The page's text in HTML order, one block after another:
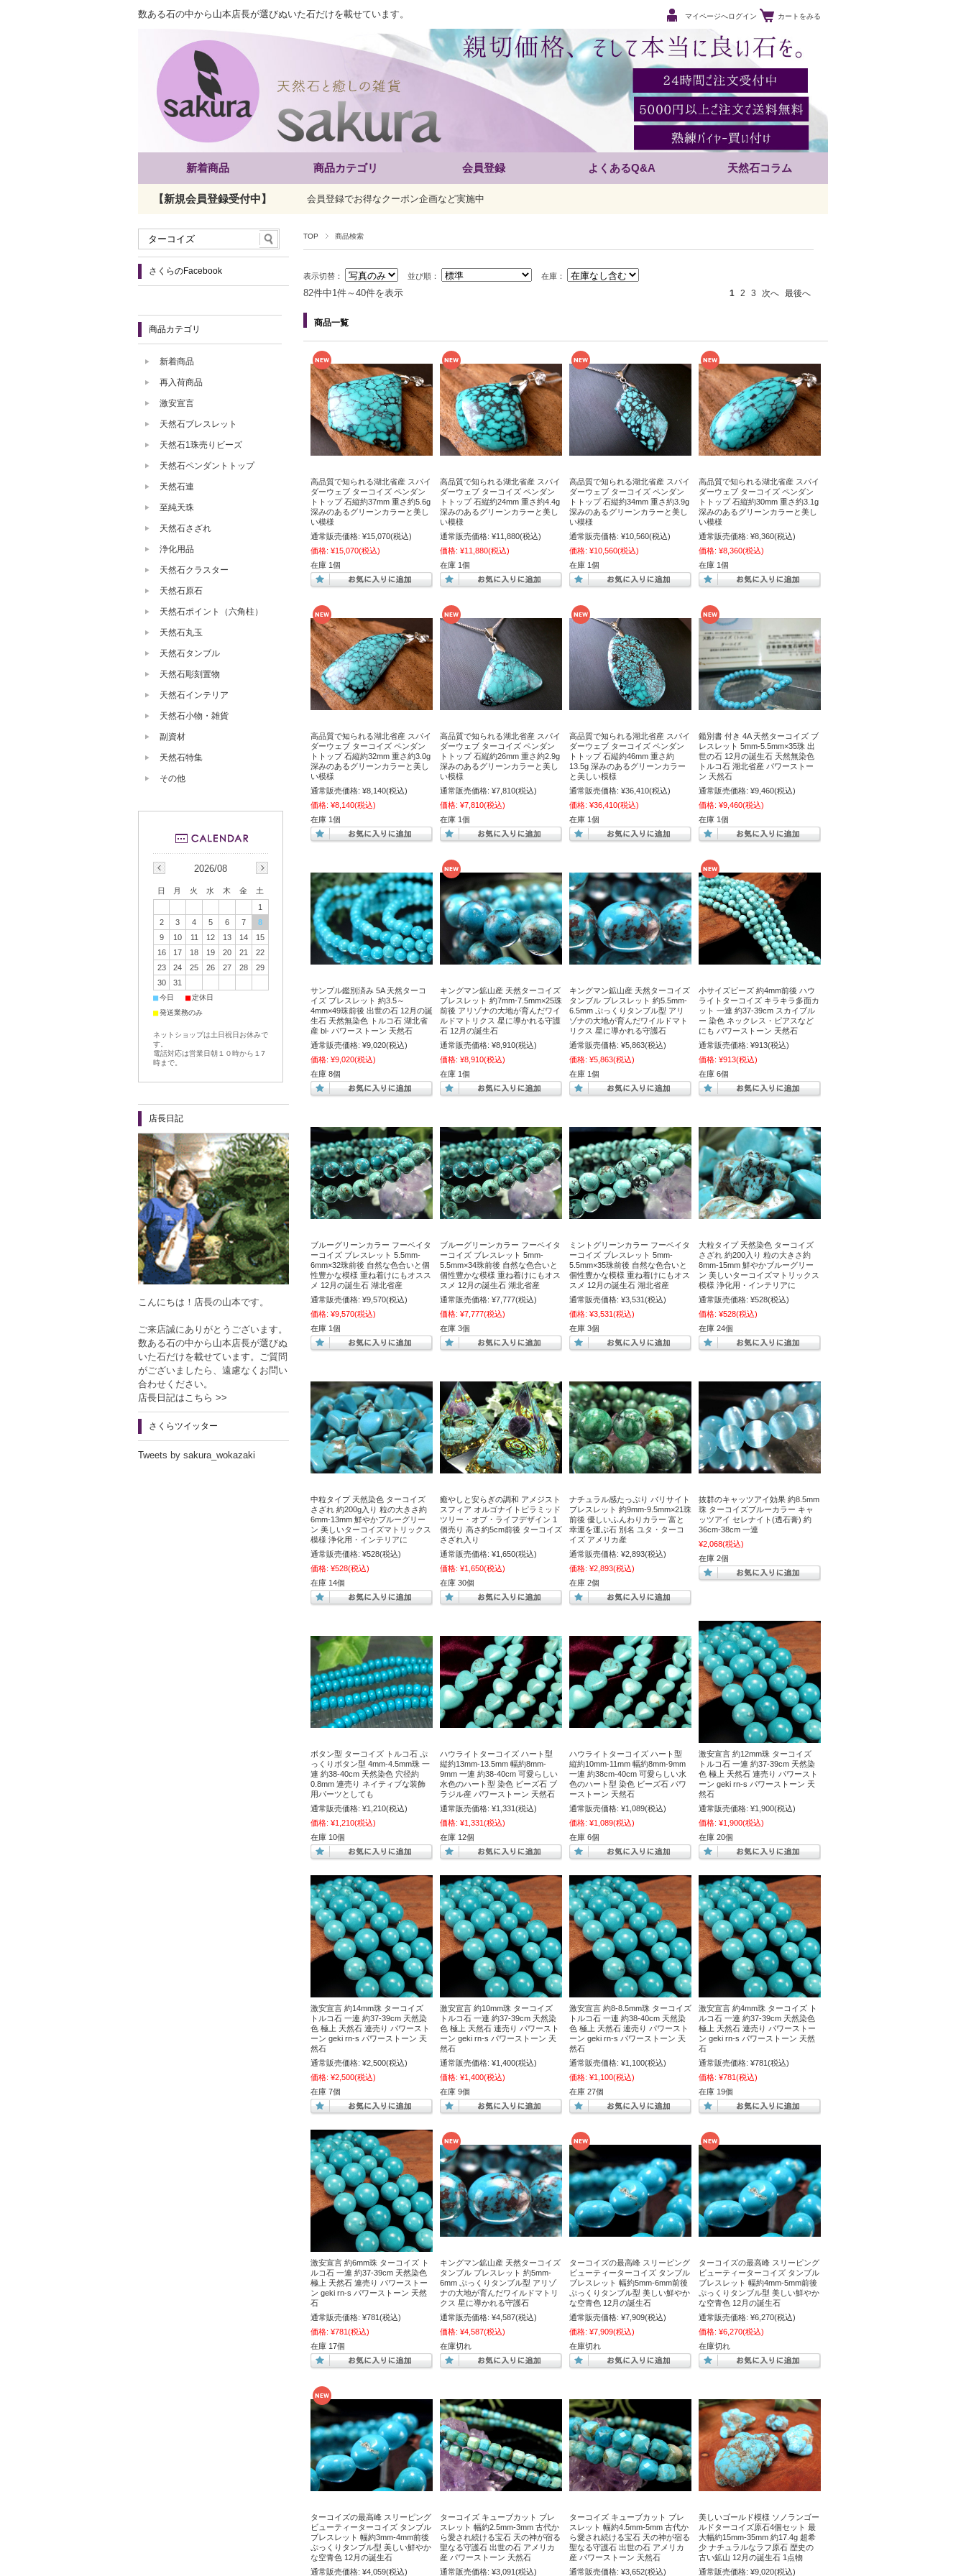
数ある石の中から山本店長が選びぬいた石だけを載せています。 マイページへログイン カートをみる
新着商品 商品カテゴリ 会員登録 よくあるQ&A 天然石コラム
【新規会員登録受付中】 会員登録でお得なクーポン企画など実施中
TOP 商品検索
表示切替： 並び順： 在庫：
82件中1件～40件を表示 1 2 3 次へ 最後へ
商品一覧
高品質で知られる湖北省産 スパイ
ダーウェブ ターコイズ ペンダン
トトップ 石縦約37mm 重さ約5.6g
深みのあるグリーンカラーと美し
い模様
通常販売価格: ¥15,070(税込)
価格: ¥15,070(税込)
在庫 1個
高品質で知られる湖北省産 スパイ
ダーウェブ ターコイズ ペンダン
トトップ 石縦約24mm 重さ約4.4g
深みのあるグリーンカラーと美し
い模様
通常販売価格: ¥11,880(税込)
価格: ¥11,880(税込)
在庫 1個
高品質で知られる湖北省産 スパイ
ダーウェブ ターコイズ ペンダン
トトップ 石縦約34mm 重さ約3.9g
深みのあるグリーンカラーと美し
い模様
通常販売価格: ¥10,560(税込)
価格: ¥10,560(税込)
在庫 1個
高品質で知られる湖北省産 スパイ
ダーウェブ ターコイズ ペンダン
トトップ 石縦約30mm 重さ約3.1g
深みのあるグリーンカラーと美し
い模様
通常販売価格: ¥8,360(税込)
価格: ¥8,360(税込)
在庫 1個
高品質で知られる湖北省産 スパイ
ダーウェブ ターコイズ ペンダン
トトップ 石縦約32mm 重さ約3.0g
深みのあるグリーンカラーと美し
い模様
通常販売価格: ¥8,140(税込)
価格: ¥8,140(税込)
在庫 1個
高品質で知られる湖北省産 スパイ
ダーウェブ ターコイズ ペンダン
トトップ 石縦約26mm 重さ約2.9g
深みのあるグリーンカラーと美し
い模様
通常販売価格: ¥7,810(税込)
価格: ¥7,810(税込)
在庫 1個
高品質で知られる湖北省産 スパイ
ダーウェブ ターコイズ ペンダン
トトップ 石縦約46mm 重さ約
13.5g 深みのあるグリーンカラー
と美しい模様
通常販売価格: ¥36,410(税込)
価格: ¥36,410(税込)
在庫 1個
鑑別書 付き 4A 天然ターコイズ ブ
レスレット 5mm-5.5mm×35珠 出
世の石 12月の誕生石 天然無染色
トルコ石 湖北省産 パワーストー
ン 天然石
通常販売価格: ¥9,460(税込)
価格: ¥9,460(税込)
在庫 1個
サンプル鑑別済み 5A 天然ターコ
イズ ブレスレット 約3.5～
4mm×49珠前後 出世の石 12月の誕
生石 天然無染色 トルコ石 湖北省
産 bl- パワーストーン 天然石
通常販売価格: ¥9,020(税込)
価格: ¥9,020(税込)
在庫 8個
キングマン鉱山産 天然ターコイズ
ブレスレット 約7mm-7.5mm×25珠
前後 アリゾナの大地が育んだワイ
ルドマトリクス 星に導かれる守護
石 12月の誕生石
通常販売価格: ¥8,910(税込)
価格: ¥8,910(税込)
在庫 1個
キングマン鉱山産 天然ターコイズ
タンブル ブレスレット 約5.5mm-
6.5mm ぷっくりタンブル型 アリ
ゾナの大地が育んだワイルドマト
リクス 星に導かれる守護石
通常販売価格: ¥5,863(税込)
価格: ¥5,863(税込)
在庫 1個
小サイズビーズ 約4mm前後 ハウ
ライトターコイズ キラキラ多面カ
ット 一連 約37-39cm スカイブル
ー 染色 ネックレス・ピアスなど
にも パワーストーン 天然石
通常販売価格: ¥913(税込)
価格: ¥913(税込)
在庫 6個
ブルーグリーンカラー フーベイタ
ーコイズ ブレスレット 5.5mm-
6mm×32珠前後 自然な色合いと個
性豊かな模様 重ね着けにもオスス
メ 12月の誕生石 湖北省産
通常販売価格: ¥9,570(税込)
価格: ¥9,570(税込)
在庫 1個
ブルーグリーンカラー フーベイタ
ーコイズ ブレスレット 5mm-
5.5mm×34珠前後 自然な色合いと
個性豊かな模様 重ね着けにもオス
スメ 12月の誕生石 湖北省産
通常販売価格: ¥7,777(税込)
価格: ¥7,777(税込)
在庫 3個
ミントグリーンカラー フーベイタ
ーコイズ ブレスレット 5mm-
5.5mm×35珠前後 自然な色合いと
個性豊かな模様 重ね着けにもオス
スメ 12月の誕生石 湖北省産
通常販売価格: ¥3,531(税込)
価格: ¥3,531(税込)
在庫 3個
大粒タイプ 天然染色 ターコイズ
さざれ 約200入り 粒の大きさ約
8mm-15mm 鮮やかブルーグリー
ン 美しいターコイズマトリックス
模様 浄化用・インテリアに
通常販売価格: ¥528(税込)
価格: ¥528(税込)
在庫 24個
中粒タイプ 天然染色 ターコイズ
さざれ 約200g入り 粒の大きさ約
6mm-13mm 鮮やかブルーグリー
ン 美しいターコイズマトリックス
模様 浄化用・インテリアに
通常販売価格: ¥528(税込)
価格: ¥528(税込)
在庫 14個
癒やしと安らぎの調和 アメジスト
スフィア オルゴナイトピラミッド
ツリー・オブ・ライフデザイン 1
個売り 高さ約5cm前後 ターコイズ
さざれ入り
通常販売価格: ¥1,650(税込)
価格: ¥1,650(税込)
在庫 30個
ナチュラル感たっぷり バリサイト
ブレスレット 約9mm-9.5mm×21珠
前後 優しいふんわりカラー 富と
幸運を運ぶ石 別名 ユタ・ターコ
イズ アメリカ産
通常販売価格: ¥2,893(税込)
価格: ¥2,893(税込)
在庫 2個
抜群のキャッツアイ効果 約8.5mm
珠 ターコイズブルーカラー キャ
ッツアイ セレナイト(透石膏) 約
36cm-38cm 一連
¥2,068(税込)
在庫 2個
ボタン型 ターコイズ トルコ石 ぷ
っくりボタン型 4mm-4.5mm珠 一
連 約38-40cm 天然染色 穴径約
0.8mm 連売り ネイティブな装飾
用パーツとしても
通常販売価格: ¥1,210(税込)
価格: ¥1,210(税込)
在庫 10個
ハウライトターコイズ ハート型
縦約13mm-13.5mm 幅約8mm-
9mm 一連 約38-40cm 可愛らしい
水色のハート型 染色 ビーズ石 ブ
ラジル産 パワーストーン 天然石
通常販売価格: ¥1,331(税込)
価格: ¥1,331(税込)
在庫 12個
ハウライトターコイズ ハート型
縦約10mm-11mm 幅約8mm-9mm
一連 約38cm-40cm 可愛らしい水
色のハート型 染色 ビーズ石 パワ
ーストーン 天然石
通常販売価格: ¥1,089(税込)
価格: ¥1,089(税込)
在庫 6個
激安宣言 約12mm珠 ターコイズ
トルコ石 一連 約37-39cm 天然染
色 極上 天然石 連売り パワースト
ーン geki rn-s パワーストーン 天
然石
通常販売価格: ¥1,900(税込)
価格: ¥1,900(税込)
在庫 20個
激安宣言 約14mm珠 ターコイズ
トルコ石 一連 約37-39cm 天然染
色 極上 天然石 連売り パワースト
ーン geki rn-s パワーストーン 天
然石
通常販売価格: ¥2,500(税込)
価格: ¥2,500(税込)
在庫 7個
激安宣言 約10mm珠 ターコイズ
トルコ石 一連 約37-39cm 天然染
色 極上 天然石 連売り パワースト
ーン geki rn-s パワーストーン 天
然石
通常販売価格: ¥1,400(税込)
価格: ¥1,400(税込)
在庫 9個
激安宣言 約8-8.5mm珠 ターコイズ
トルコ石 一連 約38-40cm 天然染
色 極上 天然石 連売り パワースト
ーン geki rn-s パワーストーン 天
然石
通常販売価格: ¥1,100(税込)
価格: ¥1,100(税込)
在庫 27個
激安宣言 約4mm珠 ターコイズ ト
ルコ石 一連 約37-39cm 天然染色
極上 天然石 連売り パワーストー
ン geki rn-s パワーストーン 天然
石
通常販売価格: ¥781(税込)
価格: ¥781(税込)
在庫 19個
激安宣言 約6mm珠 ターコイズ ト
ルコ石 一連 約37-39cm 天然染色
極上 天然石 連売り パワーストー
ン geki rn-s パワーストーン 天然
石
通常販売価格: ¥781(税込)
価格: ¥781(税込)
在庫 17個
キングマン鉱山産 天然ターコイズ
タンブル ブレスレット 約5mm-
6mm ぷっくりタンブル型 アリゾ
ナの大地が育んだワイルドマトリ
クス 星に導かれる守護石
通常販売価格: ¥4,587(税込)
価格: ¥4,587(税込)
在庫切れ
ターコイズの最高峰 スリーピング
ビューティーターコイズ タンブル
ブレスレット 幅約5mm-6mm前後
ぷっくりタンブル型 美しい鮮やか
な空青色 12月の誕生石
通常販売価格: ¥7,909(税込)
価格: ¥7,909(税込)
在庫切れ
ターコイズの最高峰 スリーピング
ビューティーターコイズ タンブル
ブレスレット 幅約4mm-5mm前後
ぷっくりタンブル型 美しい鮮やか
な空青色 12月の誕生石
通常販売価格: ¥6,270(税込)
価格: ¥6,270(税込)
在庫切れ
ターコイズの最高峰 スリーピング
ビューティーターコイズ タンブル
ブレスレット 幅約3mm-4mm前後
ぷっくりタンブル型 美しい鮮やか
な空青色 12月の誕生石
通常販売価格: ¥4,059(税込)
ターコイズ キューブカット ブレ
スレット 幅約2.5mm-3mm 古代か
ら愛され続ける宝石 天の神が宿る
聖なる守護石 出世の石 アメリカ
産 パワーストーン 天然石
通常販売価格: ¥3,091(税込)
ターコイズ キューブカット ブレ
スレット 幅約4.5mm-5mm 古代か
ら愛され続ける宝石 天の神が宿る
聖なる守護石 出世の石 アメリカ
産 パワーストーン 天然石
通常販売価格: ¥3,652(税込)
美しいゴールド模様 ソノランゴー
ルドターコイズ原石4個セット 最
大幅約15mm-35mm 約17.4g 超希
少 ナチュラルなラフ原石 歴史の
古い鉱山 12月の誕生石 1点物
通常販売価格: ¥9,020(税込)
さくらのFacebook
商品カテゴリ
新着商品
再入荷商品
激安宣言
天然石ブレスレット
天然石1珠売りビーズ
天然石ペンダントトップ
天然石連
至純天珠
天然石さざれ
浄化用品
天然石クラスター
天然石原石
天然石ポイント（六角柱）
天然石丸玉
天然石タンブル
天然石彫刻置物
天然石インテリア
天然石小物・雑貨
副資材
天然石特集
その他
2026/08
日 月 火 水 木 金
土
1
2
3 4 5 6 7
8
9
10 11 12 13 14
15
16
17 18 19 20 21
22
23
24 25 26 27 28
29
30
31
■今日 ■定休日
■発送業務のみ
ネットショップは土日祝日お休みで
す。
電話対応は営業日朝１０時から１7
時まで。
店長日記
こんにちは！店長の山本です。
ご来店誠にありがとうございます。
数ある石の中から山本店長が選びぬ
いた石だけを載せています。ご質問
がございましたら、遠慮なくお問い
合わせください。
店長日記はこちら >>
さくらツイッター
Tweets by sakura_wokazaki